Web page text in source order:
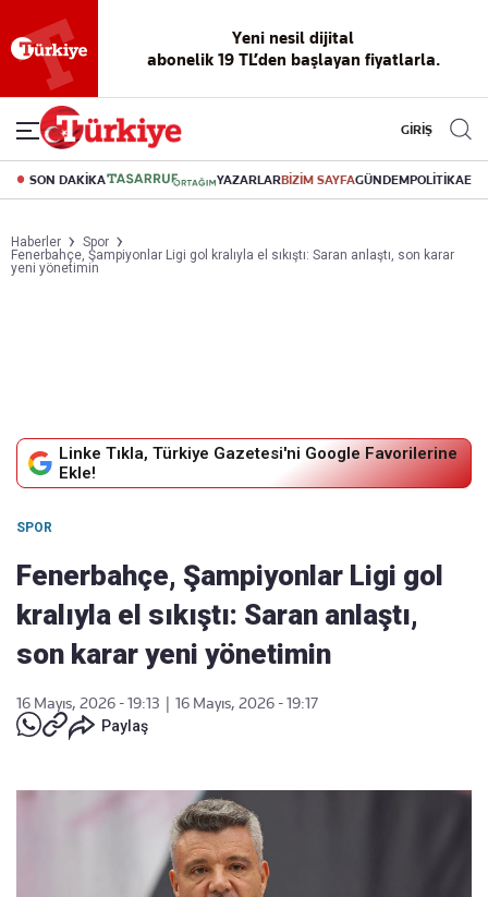
Yeni nesil dijital
abonelik 19 TL’den başlayan fiyatlarla.
GİRİŞ
SON DAKİKA YAZARLARBİZİM SAYFAGÜNDEMPOLİTİKA
Haberler
Spor
Fenerbahçe, Şampiyonlar Ligi gol kralıyla el sıkıştı: Saran anlaştı, son karar
yeni yönetimin
Linke Tıkla, Türkiye Gazetesi'ni Google Favorilerine
Ekle!
SPOR
Fenerbahçe, Şampiyonlar Ligi gol
kralıyla el sıkıştı: Saran anlaştı,
son karar yeni yönetimin
16 Mayıs, 2026 - 19:13
16 Mayıs, 2026 - 19:17
Paylaş